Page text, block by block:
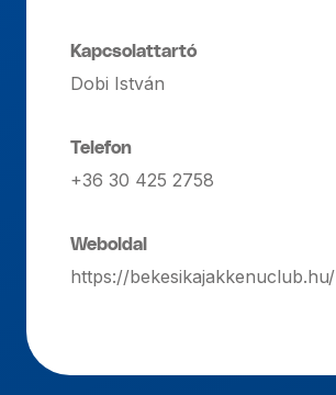
Kapcsolattartó
Dobi István
Telefon
+36 30 425 2758
Weboldal
https://bekesikajakkenuclub.hu/